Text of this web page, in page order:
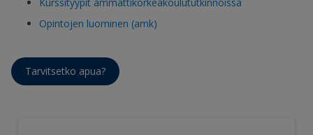
Opintojen luominen (amk)
Tarvitsetko apua?